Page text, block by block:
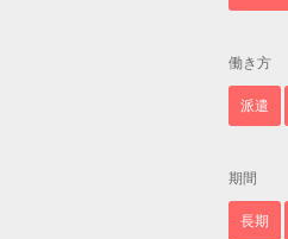
働き方
派遣
期間
長期